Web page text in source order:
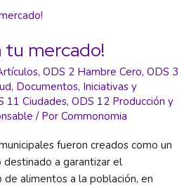
tu mercado!
, ODS 2 Hambre Cero, ODS 3
, Documentos, Iniciativas y
11 Ciudades, ODS 12 Producción y
/ Por Commonomia
fueron creados como un
destinado a garantizar el
alimentos a la población, en